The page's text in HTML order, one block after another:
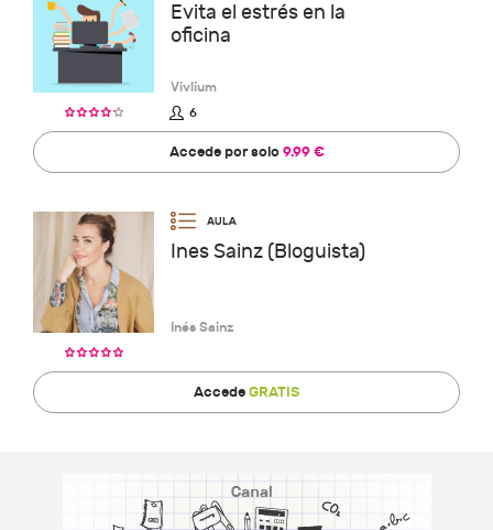
Evita el estrés en la
oficina
Vivlium
6
Accede por solo9.99 €
Ines Sainz (Bloguista)
Inés Sainz
AccedeGRATIS